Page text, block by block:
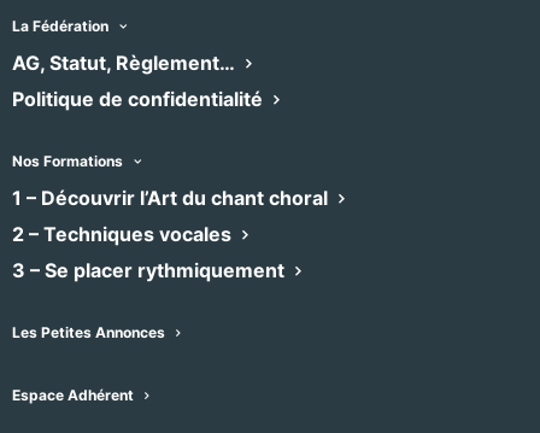
La Fédération
AG, Statut, Règlement…
Politique de confidentialité
Nos Formations
1 – Découvrir l’Art du chant choral
2 – Techniques vocales
3 – Se placer rythmiquement
Les Petites Annonces
Espace Adhérent
Mairie de Cournonterral
Évènements dans ce organisateur
À venir
Sélectionnez
uneÉvènements